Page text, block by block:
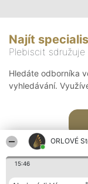
ORLOVÉ
15:46
Najít
Plebiscit
Hledáte odborníka
vyhledávání.